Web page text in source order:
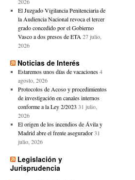
El Juzgado Vigilancia Penitenciaria de
la Audiencia Nacional revoca el tercer
grado concedido por el Gobierno
Vasco a dos presos de ETA 27 julio,
2026
Noticias de Interés
Estaremos unos días de vacaciones 4
agosto, 2026
Protocolos de Acoso y procedimientos
de investigación en canales internos
conforme a la Ley 2/2023 31 julio,
2026
El origen de los incendios de Ávila y
Madrid abre el frente asegurador 31
julio, 2026
Legislación y
Jurisprudencia